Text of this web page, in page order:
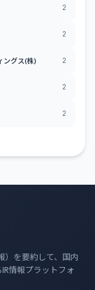
2
2
ングス(株) 2
2
2
）を要約して、国内
情報プラットフォ